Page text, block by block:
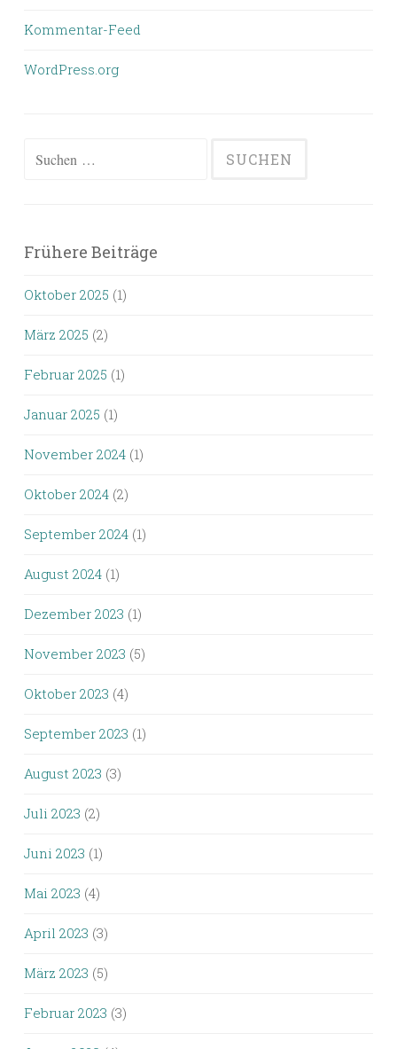
Kommentar-Feed
WordPress.org
Suchen
Frühere Beiträge
Oktober 2025 (1)
März 2025 (2)
Februar 2025 (1)
Januar 2025 (1)
November 2024 (1)
Oktober 2024 (2)
September 2024 (1)
August 2024 (1)
Dezember 2023 (1)
November 2023 (5)
Oktober 2023 (4)
September 2023 (1)
August 2023 (3)
Juli 2023 (2)
Juni 2023 (1)
Mai 2023 (4)
April 2023 (3)
März 2023 (5)
Februar 2023 (3)